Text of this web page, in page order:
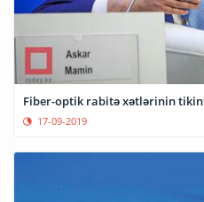
Fiber-optik rabitə xətlərinin
17-09-2019